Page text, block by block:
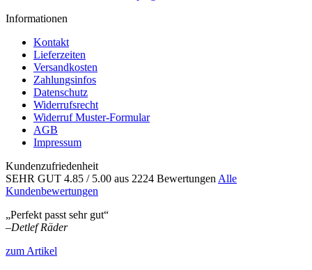
Informationen
Kontakt
Lieferzeiten
Versandkosten
Zahlungsinfos
Datenschutz
Widerrufsrecht
Widerruf Muster-Formular
AGB
Impressum
Kundenzufriedenheit
SEHR GUT 4.85 / 5.00 aus 2224 Bewertungen Alle
Kundenbewertungen
„Perfekt passt sehr gut“
–Detlef Räder
zum Artikel